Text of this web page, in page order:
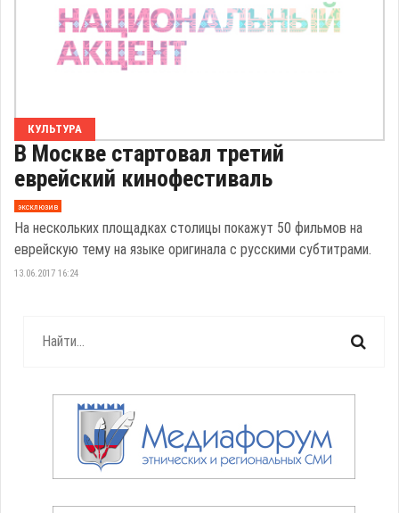
КУЛЬТУРА
В Москве стартовал третий
еврейский кинофестиваль
эксклюзив
На нескольких площадках столицы покажут 50 фильмов на
еврейскую тему на языке оригинала с русскими субтитрами.
13.06.2017 16:24